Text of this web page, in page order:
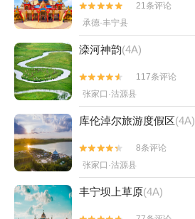


21条评论
承德·丰宁县
滦河神韵(4A)


117条评论
张家口·沽源县
库伦淖尔旅游度假区(4A)


8条评论
张家口·沽源县
丰宁坝上草原(4A)